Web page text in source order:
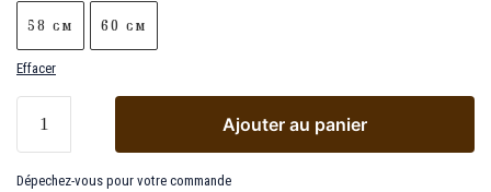
58 cm 60 cm
Effacer
Ajouter au panier
Dépechez-vous pour votre commande